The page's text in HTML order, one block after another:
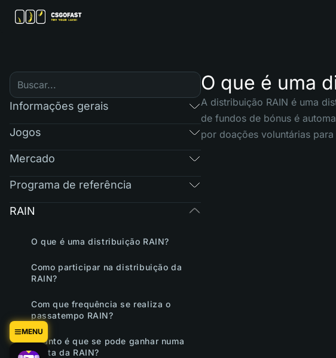
MENU
Informações gerais
Jogos
Mercado
Programa de referência
RAIN
O que é uma distribuição RAIN?
Como participar na distribuição da
RAIN?
Com que frequência se realiza o
passatempo RAIN?
Quanto é que se pode ganhar numa
oferta da RAIN?
O que é uma
A distribuição RAIN é uma
de fundos de bónus é
por doações voluntárias para